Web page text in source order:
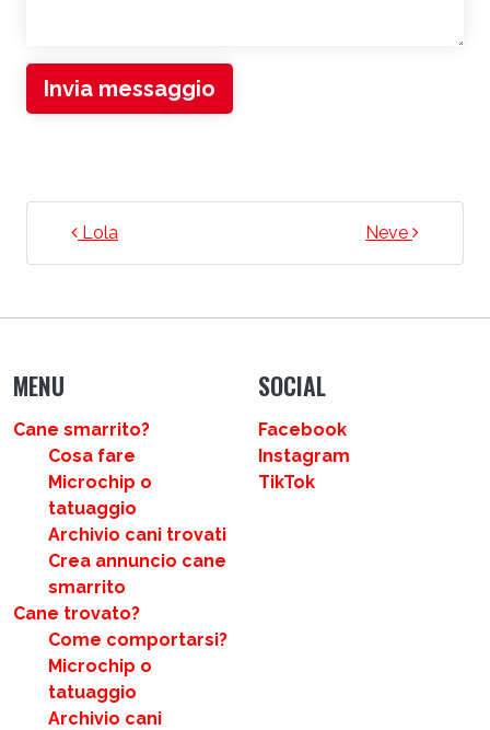
Invia messaggio
NAVIGAZIONE ARTICOLI
Lola Neve
MENU
Cane smarrito?
Cosa fare
Microchip o
tatuaggio
Archivio cani trovati
Crea annuncio cane
smarrito
Cane trovato?
Come comportarsi?
Microchip o
tatuaggio
Archivio cani
SOCIAL
Facebook
Instagram
TikTok